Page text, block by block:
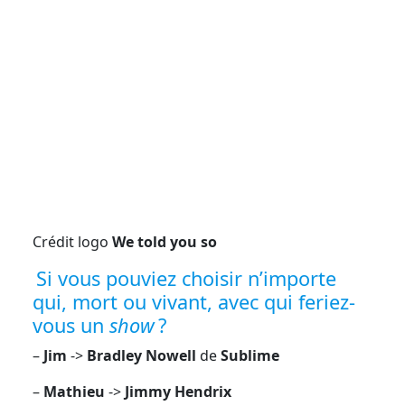
Crédit logo We told you so
Si vous pouviez choisir n’importe
qui, mort ou vivant, avec qui feriez-
vous un show?
– Jim -> Bradley Nowell deSublime
– Mathieu -> Jimmy Hendrix